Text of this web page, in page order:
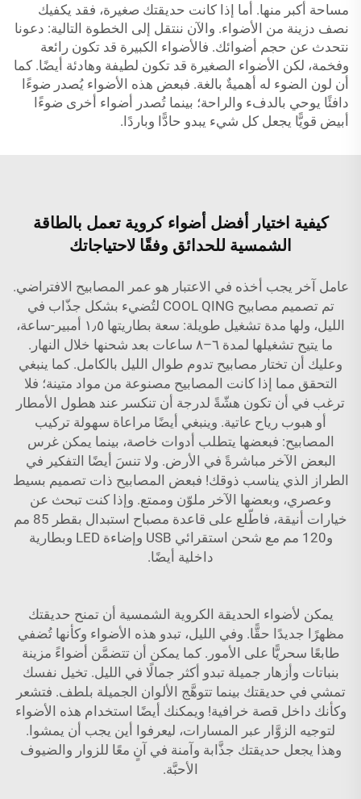
مساحة أكبر منها. أما إذا كانت حديقتك صغيرة، فقد يكفيك
نصف دزينة من الأضواء. والآن ننتقل إلى الخطوة التالية: دعونا
نتحدث عن حجم أضوائك. فالأضواء الكبيرة قد تكون رائعة
وفخمة، لكن الأضواء الصغيرة قد تكون لطيفة وهادئة أيضًا. كما
أن لون الضوء له أهميةٌ بالغة. فبعض هذه الأضواء يُصدر ضوءًا
دافئًا يوحي بالدفء والراحة؛ بينما تُصدر أضواء أخرى ضوءًا
أبيض قويًّا يجعل كل شيء يبدو حادًّا وباردًا.
كيفية اختيار أفضل أضواء كروية تعمل بالطاقة
الشمسية للحدائق وفقًا لاحتياجاتك
عامل آخر يجب أخذه في الاعتبار هو عمر المصابيح الافتراضي.
تم تصميم مصابيح COOL QING لتُضيء بشكل جذّاب في
الليل، ولها مدة تشغيل طويلة: سعة بطاريتها ١٫٥ أمبير-ساعة،
ما يتيح تشغيلها لمدة ٦–٨ ساعات بعد شحنها خلال النهار.
وعليك أن تختار مصابيح تدوم طوال الليل بالكامل. كما ينبغي
التحقق مما إذا كانت المصابيح مصنوعة من مواد متينة؛ فلا
ترغب في أن تكون هشّةً لدرجة أن تنكسر عند هطول الأمطار
أو هبوب رياح عاتية. وينبغي أيضًا مراعاة سهولة تركيب
المصابيح: فبعضها يتطلب أدوات خاصة، بينما يمكن غرس
البعض الآخر مباشرةً في الأرض. ولا تنسَ أيضًا التفكير في
الطراز الذي يناسب ذوقك! فبعض المصابيح ذات تصميم بسيط
وعصري، وبعضها الآخر ملوّن وممتع. وإذا كنت تبحث عن
خيارات أنيقة، فاطّلع على
قاعدة مصباح استبدال بقطر 85 مم
و120 مم مع شحن استقرائي USB وإضاءة LED وبطارية
داخلية أيضًا.
يمكن لأضواء الحديقة الكروية الشمسية أن تمنح حديقتك
مظهرًا جديدًا حقًّا. وفي الليل، تبدو هذه الأضواء وكأنها تُضفي
طابعًا سحريًّا على الأمور. كما يمكن أن تتضمَّن أضواءً مزينة
بنباتات وأزهار جميلة تبدو أكثر جمالًا في الليل. تخيل نفسك
تمشي في حديقتك بينما تتوهَّج الألوان الجميلة بلطف. فتشعر
وكأنك داخل قصة خرافية! ويمكنك أيضًا استخدام هذه الأضواء
لتوجيه الزوَّار عبر المسارات، ليعرفوا أين يجب أن يمشوا.
وهذا يجعل حديقتك جذَّابة وآمنة في آنٍ معًا للزوار والضيوف
الأحبَّة.